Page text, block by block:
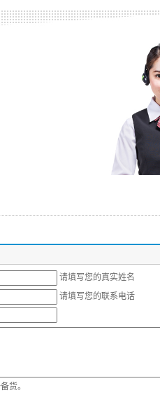
请填写您的真实姓名
请填写您的联系电话
货。